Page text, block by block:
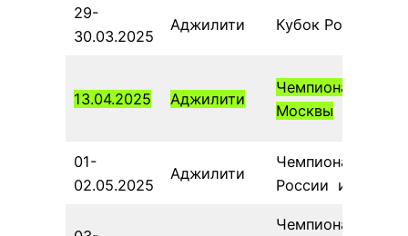
29-
30.03.2025
Аджилити Кубок России
13.04.2025 Аджилити
Чемпионат
Москвы
01-
02.05.2025
Аджилити
Чемпионат
России игрушки
Чемпионат